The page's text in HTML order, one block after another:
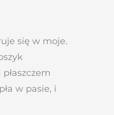
się w moje.
w pasie, i